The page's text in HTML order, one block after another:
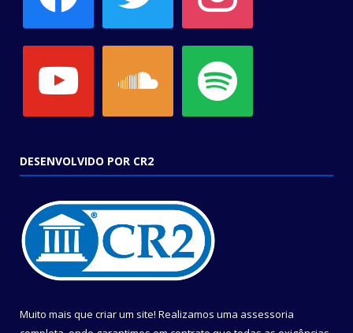
DESENVOLVIDO POR CR2
Muito mais que criar um site! Realizamos uma assessoria